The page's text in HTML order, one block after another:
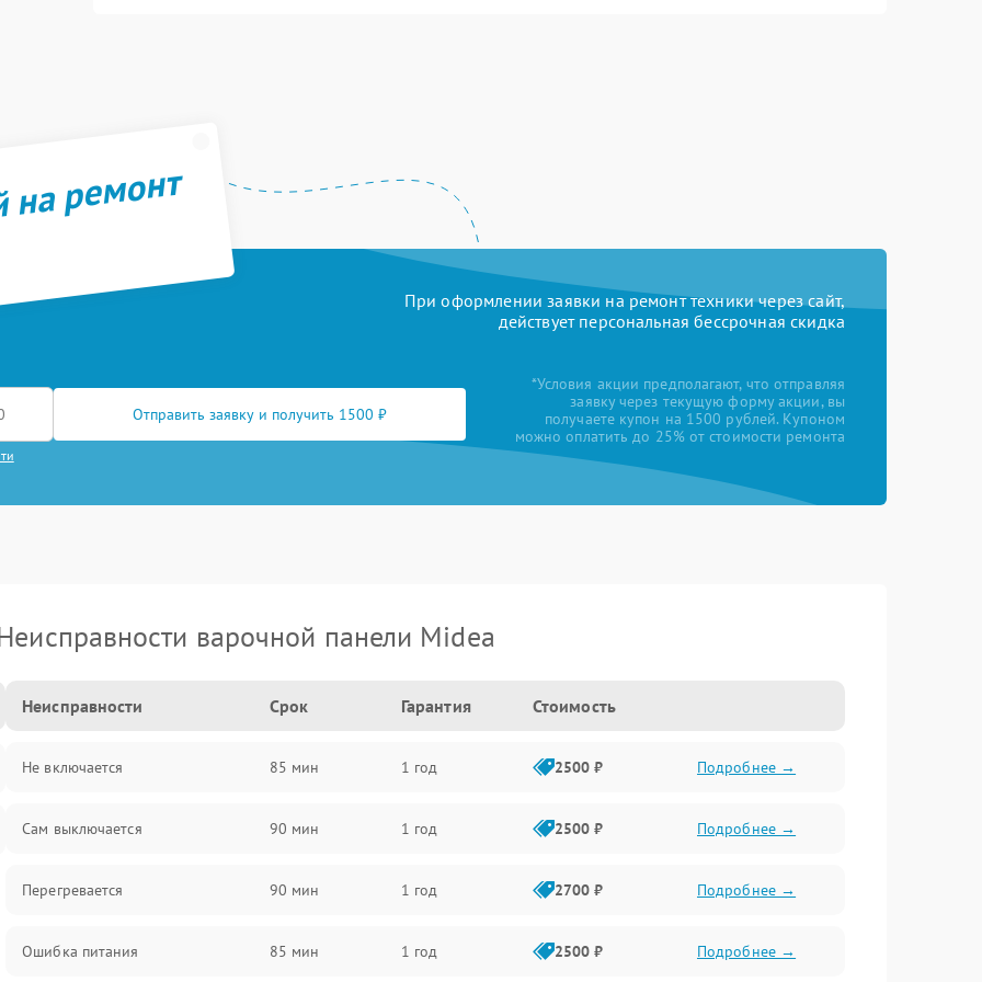
ремонт
При оформлении заявки на ремонт техники через сайт,
действует персональная бессрочная скидка
Отправить заявку и получить 1500 ₽
*Условия акции предполагают, что отправляя
заявку через текущую форму акции, вы
получаете купон на 1500 рублей. Купоном
можно оплатить до 25% от стоимости ремонта
варочной панели Midea
Неисправности Срок Гарантия Стоимость
Не включается 85 мин 1 год 2500 ₽ Подробнее →
Сам выключается 90 мин 1 год 2500 ₽ Подробнее →
Перегревается 90 мин 1 год 2700 ₽ Подробнее →
Ошибка питания 85 мин 1 год 2500 ₽ Подробнее →